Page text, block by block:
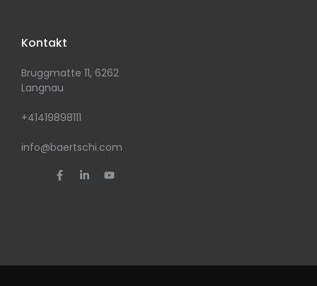
Kontakt
Bruggmatte 11, 6262
Langnau
+41419898111
info@baertschi.com